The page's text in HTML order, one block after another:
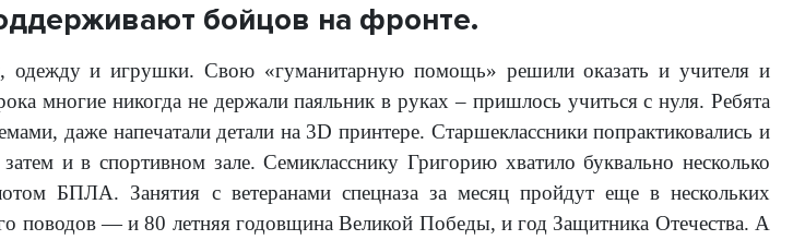
бойцов на фронте.
одежду и игрушки. Свою «гуманитарную помощь» решили оказать и учителя и
многие никогда не держали паяльник в руках – пришлось учиться с нуля. Ребята
даже напечатали детали на 3D принтере. Старшеклассники попрактиковались и
и в спортивном зале. Семикласснику Григорию хватило буквально несколько
БПЛА. Занятия с ветеранами спецназа за месяц пройдут еще в нескольких
поводов — и 80 летняя годовщина Великой Победы, и год Защитника Отечества. А